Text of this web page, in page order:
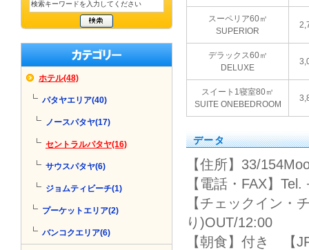
スーペリア60㎡
SUPERIOR
デラックス60㎡
DELUXE
スイート1寝室80㎡
SUITE ONEBEDROOM
データ
【住所】33/
【電話・FAX】
【チェックイン・
り)OUT/12:00
【朝食】付き 【
ホテル(48)
パタヤエリア(40)
ノースパタヤ(17)
セントラルパタヤ(16)
サウスパタヤ(6)
ジョムティビーチ(1)
プーケットエリア(2)
バンコクエリア(6)